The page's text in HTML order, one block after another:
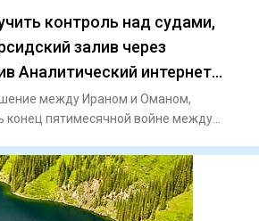
контроль над судами,
залив через
Аналитический интернет
между Ираном и Оманом,
конец пятимесячной войне между